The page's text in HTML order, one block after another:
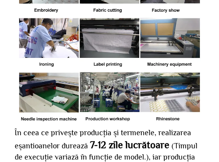
În ceea ce privește producția și termenele, realizarea
eșantioanelor durează 7-12 zile lucrătoare (Timpul
de execuție variază în funcție de model.), iar producția